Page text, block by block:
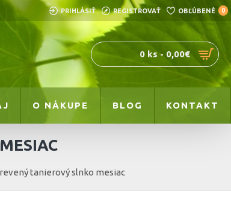
PRIHLÁSIŤ REGISTROVAŤ OBĽÚBENÉ 0
0 ks - 0,00€
O NÁKUPE BLOG KONTAKT
tanierový slnko mesiac